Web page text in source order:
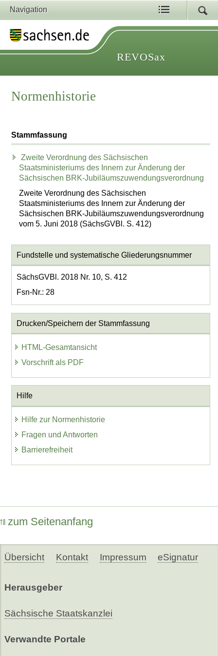
Navigation
REVOSax
Normenhistorie
Stammfassung
Zweite Verordnung des Sächsischen
Staatsministeriums des Innern zur Änderung der
Sächsischen BRK-Jubiläumszuwendungsverordnung
Zweite Verordnung des Sächsischen
Staatsministeriums des Innern zur Änderung der
Sächsischen BRK-Jubiläumszuwendungsverordnung
vom 5. Juni 2018 (SächsGVBl. S. 412)
Fundstelle und systematische Gliederungsnummer
SächsGVBl. 2018 Nr. 10, S. 412
Fsn-Nr.: 28
Drucken/Speichern der Stammfassung
HTML-Gesamtansicht
Vorschrift als PDF
Hilfe
Hilfe zur Normenhistorie
Fragen und Antworten
Barrierefreiheit
zum Seitenanfang
Übersicht Kontakt Impressum eSignatur
Herausgeber
Sächsische Staatskanzlei
Verwandte Portale